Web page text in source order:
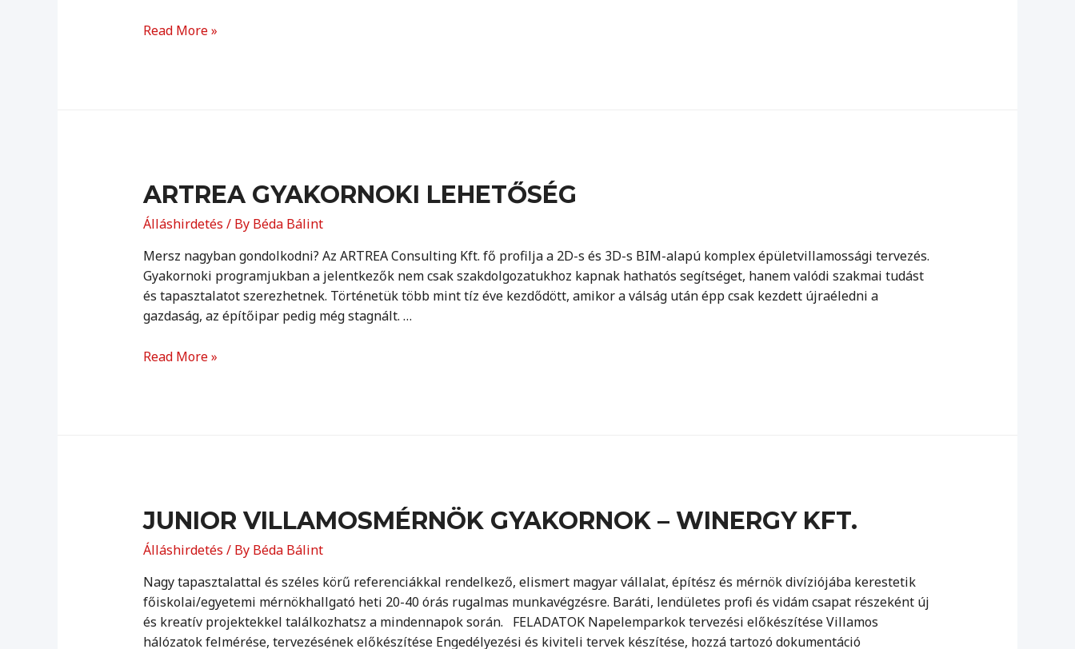
OMEXOM
Read More »
ARTREA GYAKORNOKI LEHETŐSÉG
Álláshirdetés / By Béda Bálint
Mersz nagyban gondolkodni? Az ARTREA Consulting Kft. fő profilja a 2D-s és 3D-s BIM-alapú komplex épületvillamossági tervezés.
Gyakornoki programjukban a jelentkezők nem csak szakdolgozatukhoz kapnak hathatós segítséget, hanem valódi szakmai tudást
és tapasztalatot szerezhetnek. Történetük több mint tíz éve kezdődött, amikor a válság után épp csak kezdett újraéledni a
gazdaság, az építőipar pedig még stagnált. …
ARTREA
Read More »
JUNIOR VILLAMOSMÉRNÖK GYAKORNOK – WINERGY KFT.
Álláshirdetés / By Béda Bálint
Nagy tapasztalattal és széles körű referenciákkal rendelkező, elismert magyar vállalat, építész és mérnök divíziójába kerestetik
főiskolai/egyetemi mérnökhallgató heti 20-40 órás rugalmas munkavégzésre. Baráti, lendületes profi és vidám csapat részeként új
és kreatív projektekkel találkozhatsz a mindennapok során. FELADATOK Napelemparkok tervezési előkészítése Villamos
hálózatok felmérése, tervezésének előkészítése Engedélyezési és kiviteli tervek készítése, hozzá tartozó dokumentáció